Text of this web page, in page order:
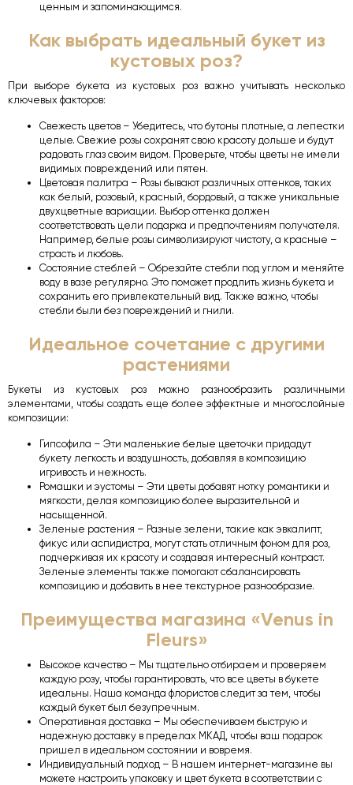
ценным и запоминающимся.
Как выбрать идеальный букет из
кустовых роз?
При выборе букета из кустовых роз важно учитывать несколько
ключевых факторов:
Свежесть цветов – Убедитесь, что бутоны плотные, а лепестки
целые. Свежие розы сохранят свою красоту дольше и будут
радовать глаз своим видом. Проверьте, чтобы цветы не имели
видимых повреждений или пятен.
Цветовая палитра – Розы бывают различных оттенков, таких
как белый, розовый, красный, бордовый, а также уникальные
двухцветные вариации. Выбор оттенка должен
соответствовать цели подарка и предпочтениям получателя.
Например, белые розы символизируют чистоту, а красные –
страсть и любовь.
Состояние стеблей – Обрезайте стебли под углом и меняйте
воду в вазе регулярно. Это поможет продлить жизнь букета и
сохранить его привлекательный вид. Также важно, чтобы
стебли были без повреждений и гнили.
Идеальное сочетание с другими
растениями
Букеты из кустовых роз можно разнообразить различными
элементами, чтобы создать еще более эффектные и многослойные
композиции:
Гипсофила – Эти маленькие белые цветочки придадут
букету легкость и воздушность, добавляя в композицию
игривость и нежность.
Ромашки и эустомы – Эти цветы добавят нотку романтики и
мягкости, делая композицию более выразительной и
насыщенной.
Зеленые растения – Разные зелени, такие как эвкалипт,
фикус или аспидистра, могут стать отличным фоном для роз,
подчеркивая их красоту и создавая интересный контраст.
Зеленые элементы также помогают сбалансировать
композицию и добавить в нее текстурное разнообразие.
Преимущества магазина «Venus in
Fleurs»
Высокое качество – Мы тщательно отбираем и проверяем
каждую розу, чтобы гарантировать, что все цветы в букете
идеальны. Наша команда флористов следит за тем, чтобы
каждый букет был безупречным.
Оперативная доставка – Мы обеспечиваем быструю и
надежную доставку в пределах МКАД, чтобы ваш подарок
пришел в идеальном состоянии и вовремя.
Индивидуальный подход – В нашем интернет-магазине вы
можете настроить упаковку и цвет букета в соответствии с